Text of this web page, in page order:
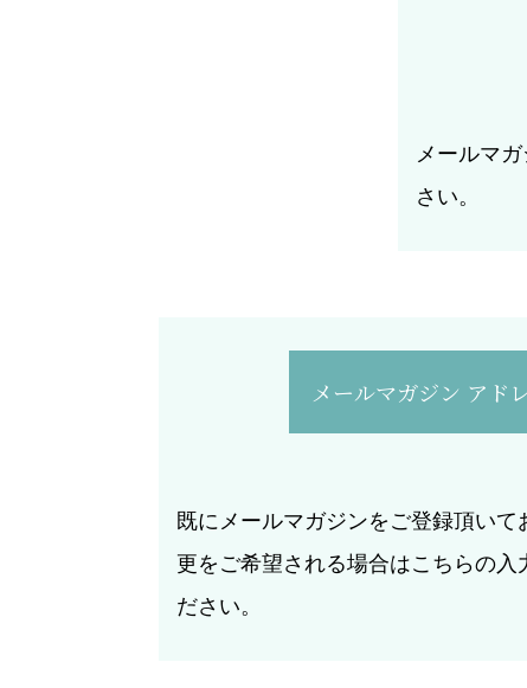
メールマ
さい。
メールマガジン アド
既にメールマガジンをご登録頂い
更をご希望される場合はこちらの入
ださい。